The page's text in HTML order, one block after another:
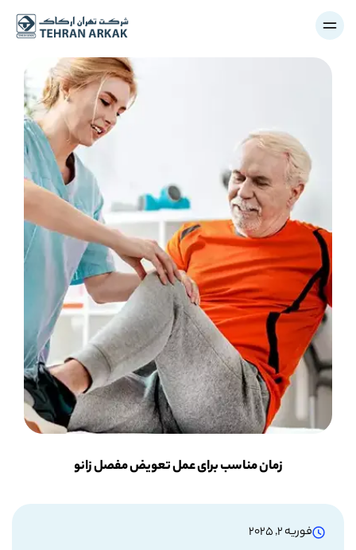
زمان مناسب برای عمل تعویض مفصل زانو
فوریه 2, 2025